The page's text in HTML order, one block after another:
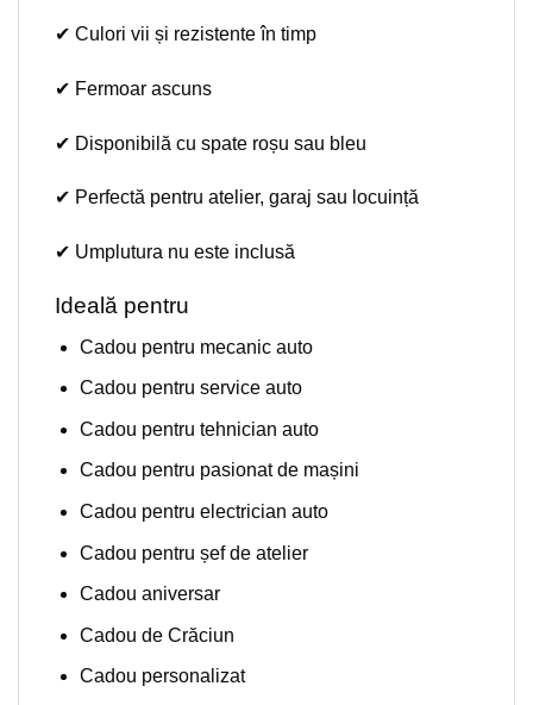
✔ Culori vii și rezistente în timp
✔ Fermoar ascuns
✔ Disponibilă cu spate roșu sau bleu
✔ Perfectă pentru atelier, garaj sau locuință
✔ Umplutura nu este inclusă
Ideală pentru
Cadou pentru mecanic auto
Cadou pentru service auto
Cadou pentru tehnician auto
Cadou pentru pasionat de mașini
Cadou pentru electrician auto
Cadou pentru șef de atelier
Cadou aniversar
Cadou de Crăciun
Cadou personalizat